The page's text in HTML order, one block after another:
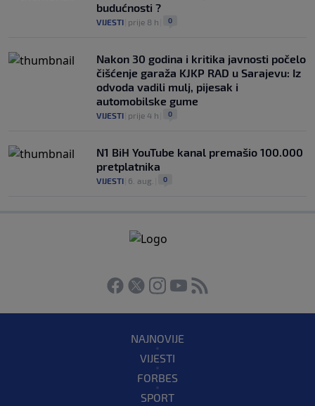
budućnosti ?
VIJESTI prije 8 h 0
Nakon 30 godina i kritika javnosti počelo
čišćenje garaža KJKP RAD u Sarajevu: Iz
odvoda vadili mulj, pijesak i
automobilske gume
VIJESTI prije 4 h 0
N1 BiH YouTube kanal premašio 100.000
pretplatnika
VIJESTI 6. aug. 0
NAJNOVIJE
VIJESTI
FORBES
SPORT